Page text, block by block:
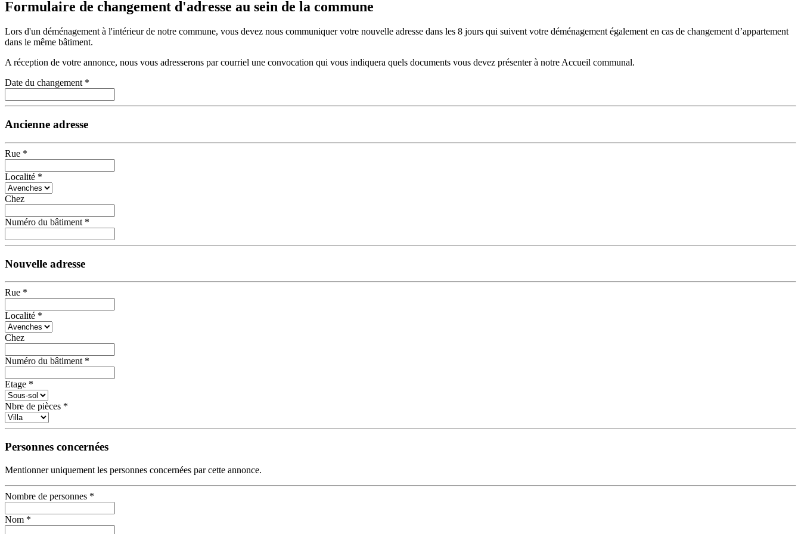
Formulaire de changement d'adresse au sein de la commune
Lors d'un déménagement à l'intérieur de notre commune, vous devez nous communiquer votre nouvelle adresse dans les 8 jours qui suivent votre déménagement également en cas de changement d’appartement
dans le même bâtiment.
A réception de votre annonce, nous vous adresserons par courriel une convocation qui vous indiquera quels documents vous devez présenter à notre Accueil communal.
Date du changement*
Ancienne adresse
Rue *
Localité *
Chez
Numéro du bâtiment *
Nouvelle adresse
Rue *
Localité *
Chez
Numéro du bâtiment *
Etage *
Nbre de pièces *
Personnes concernées
Mentionner uniquement les personnes concernées par cette annonce.
Nombre de personnes *
Nom *